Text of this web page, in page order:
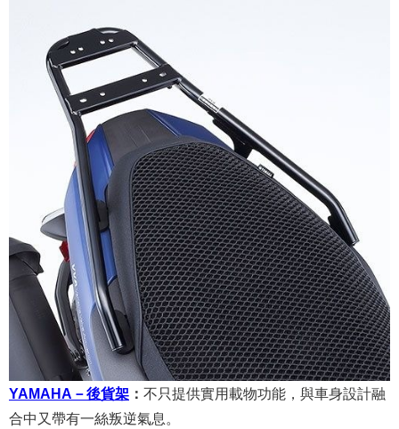
YAMAHA－後貨架 ： 不只提供實用載物功能，與車身設計融
合中又帶有一絲叛逆氣息。